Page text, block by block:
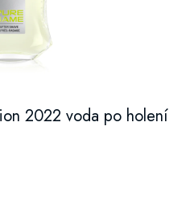
2022 voda po holení